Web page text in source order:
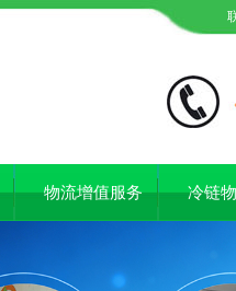
物流增值服务 冷链